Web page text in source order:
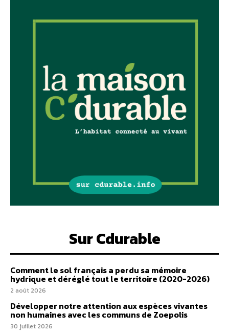
Sur Cdurable
Comment le sol français a perdu sa mémoire
hydrique et déréglé tout le territoire (2020-2026)
2 août 2026
Développer notre attention aux espèces vivantes
non humaines avec les communs de Zoepolis
30 juillet 2026